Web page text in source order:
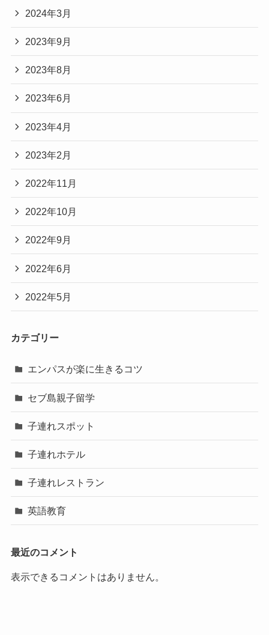
2024年3月
2023年9月
2023年8月
2023年6月
2023年4月
2023年2月
2022年11月
2022年10月
2022年9月
2022年6月
2022年5月
カテゴリー
エンパスが楽に生きるコツ
セブ島親子留学
子連れスポット
子連れホテル
子連れレストラン
英語教育
最近のコメント
表示できるコメントはありません。